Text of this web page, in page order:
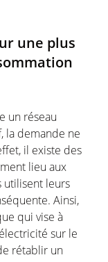
une plus
un réseau
la demande ne
il existe des
lieu aux
utilisent leurs
Ainsi,
qui vise à
sur le
rétablir un